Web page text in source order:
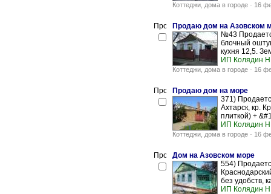
Коттеджи, дома в городе - 16
Продаю дом на Азовском
№43
блочный
кухня 12,5.
ИП Колядин
Коттеджи, дома в городе - 16
Продаю дом на море
371)
Ахтарск, кр.
плиткой) +
ИП Колядин
Коттеджи, дома в городе - 16
Дом на Азовском море
554)
без удобств,
ИП Колядин